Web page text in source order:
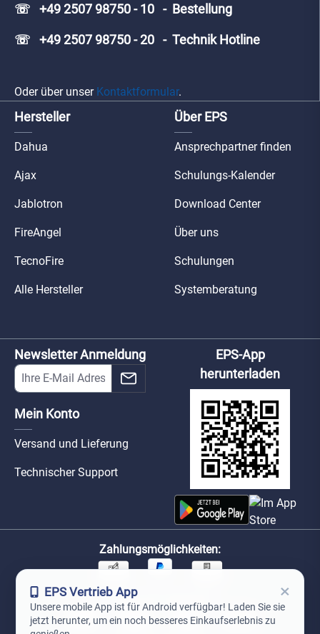
☏ +49 2507 98750 - 10 - Bestellung
☏ +49 2507 98750 - 20 - Technik Hotline
Oder über unser Kontaktformular.
Hersteller
Dahua
Ajax
Jablotron
FireAngel
TecnoFire
Alle Hersteller
Über EPS
Ansprechpartner finden
Schulungs-Kalender
Download Center
Über uns
Schulungen
Systemberatung
Newsletter Anmeldung
Mein Konto
Versand und Lieferung
Technischer Support
EPS-App
herunterladen
Zahlungsmöglichkeiten:
Unsere Versandpartner:
EPS Vertrieb App ×
Unsere mobile App ist für Android verfügbar! Laden Sie sie
jetzt herunter, um ein noch besseres Einkaufserlebnis zu